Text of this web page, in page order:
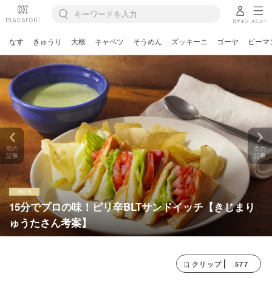
ログイン メニュー
なす きゅうり 大根 キャベツ そうめん ズッキーニ ゴーヤ ピーマ
15分でプロの味！ピリ辛BLTサンドイッチ【きじまり
ゅうたさん考案】
前の
記事
次の
記事
クリップ 577